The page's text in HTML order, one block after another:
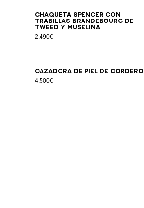
Chaqueta Spencer con
trabillas brandebourg de
tweed y muselina
2.490€
3436384042
Cazadora de piel de cordero
4.500€
34363840